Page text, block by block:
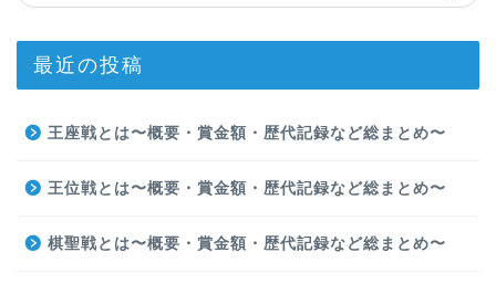
最近の投稿
王座戦とは〜概要・賞金額・歴代記録など総まとめ〜
王位戦とは〜概要・賞金額・歴代記録など総まとめ〜
棋聖戦とは〜概要・賞金額・歴代記録など総まとめ〜